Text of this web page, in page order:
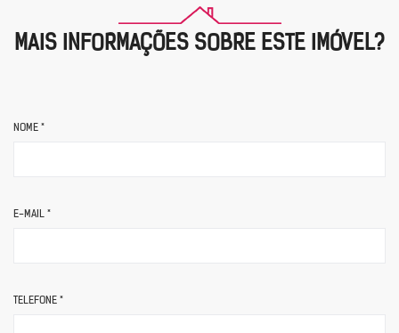
MAIS INFORMAÇÕES SOBRE ESTE IMÓVEL?
NOME *
E-MAIL *
TELEFONE *